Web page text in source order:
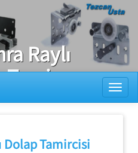
Raylı
Tamir
Dolap Tamircisi